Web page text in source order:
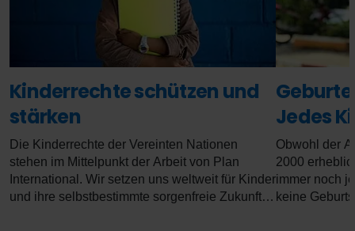
Kinderrechte schützen und
stärken
Die Kinderrechte der Vereinten Nationen
stehen im Mittelpunkt der Arbeit von Plan
International. Wir setzen uns weltweit für Kinder
und ihre selbstbestimmte sorgenfreie Zukunft
Jedes
Obwohl der
2000
immer noch
keine